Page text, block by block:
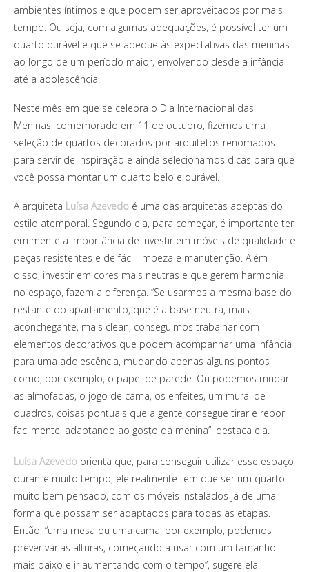
ambientes íntimos e que podem ser aproveitados por mais
tempo. Ou seja, com algumas adequações, é possível ter um
quarto durável e que se adeque às expectativas das meninas
ao longo de um período maior, envolvendo desde a infância
até a adolescência.
Neste mês em que se celebra o Dia Internacional das
Meninas, comemorado em 11 de outubro, fizemos uma
seleção de quartos decorados por arquitetos renomados
para servir de inspiração e ainda selecionamos dicas para que
você possa montar um quarto belo e durável.
A arquiteta Luísa Azevedo é uma das arquitetas adeptas do
estilo atemporal. Segundo ela, para começar, é importante ter
em mente a importância de investir em móveis de qualidade e
peças resistentes e de fácil limpeza e manutenção. Além
disso, investir em cores mais neutras e que gerem harmonia
no espaço, fazem a diferença. “Se usarmos a mesma base do
restante do apartamento, que é a base neutra, mais
aconchegante, mais clean, conseguimos trabalhar com
elementos decorativos que podem acompanhar uma infância
para uma adolescência, mudando apenas alguns pontos
como, por exemplo, o papel de parede. Ou podemos mudar
as almofadas, o jogo de cama, os enfeites, um mural de
quadros, coisas pontuais que a gente consegue tirar e repor
facilmente, adaptando ao gosto da menina”, destaca ela.
Luísa Azevedo orienta que, para conseguir utilizar esse espaço
durante muito tempo, ele realmente tem que ser um quarto
muito bem pensado, com os móveis instalados já de uma
forma que possam ser adaptados para todas as etapas.
Então, “uma mesa ou uma cama, por exemplo, podemos
prever várias alturas, começando a usar com um tamanho
mais baixo e ir aumentando com o tempo”, sugere ela.